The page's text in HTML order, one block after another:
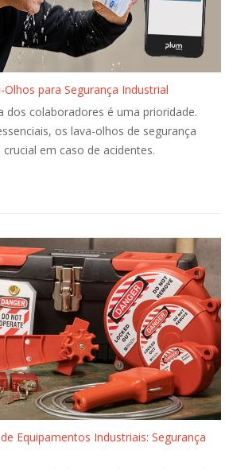
para Segurança Industrial
dos colaboradores é uma prioridade.
os lava-olhos de segurança
em caso de acidentes.
Equipamentos Industriais: Segurança